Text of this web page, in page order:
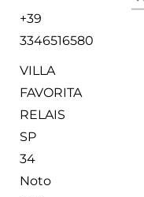
+39
3346516580
VILLA
FAVORITA
RELAIS
SP
34
Noto